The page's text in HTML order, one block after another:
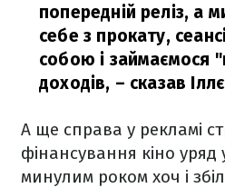
попередній реліз, а
себе з прокату,
собою і займаємося
доходів, – сказав
А ще справа у рекламі
фінансування кіно уряд
минулим роком хоч і